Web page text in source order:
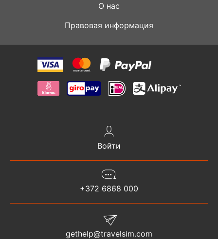
О нас
Правовая информация
Войти
+372 6868 000
gethelp@travelsim.com